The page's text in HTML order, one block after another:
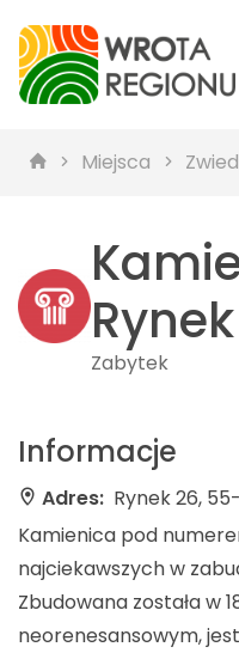
Miejsca
Zabytek
Informacje
Adres: Rynek 26,
Kamienica pod
najciekawszych w
Zbudowana została w
neorenesansowym,